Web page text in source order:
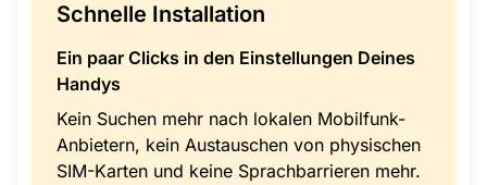
Schnelle Installation
Ein paar Clicks in den Einstellungen Deines
Handys
Kein Suchen mehr nach lokalen Mobilfunk-
Anbietern, kein Austauschen von physischen
SIM-Karten und keine Sprachbarrieren mehr.